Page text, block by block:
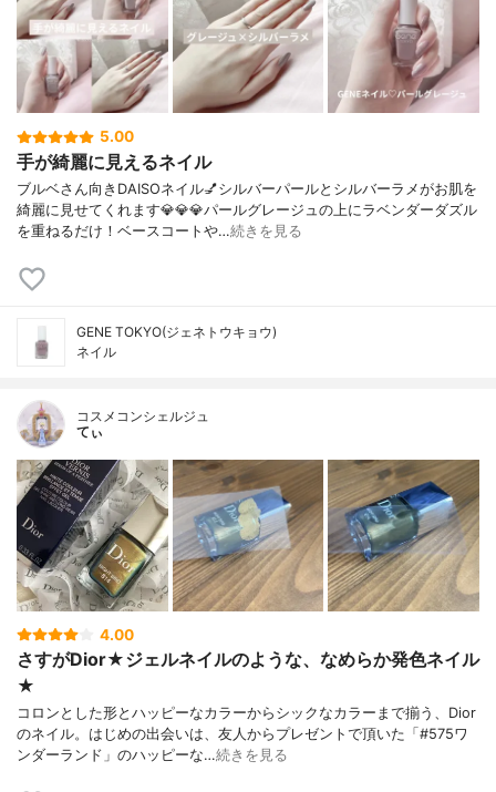
5.00
手が綺麗に見えるネイル
ブルベさん向きDAISOネイル💅シルバーパールとシルバーラメがお肌を
綺麗に見せてくれます💎💎💎パールグレージュの上にラベンダーダズル
を重ねるだけ！ベースコートや…続きを見る
GENE TOKYO(ジェネトウキョウ)
ネイル
コスメコンシェルジュ
てぃ
4.00
さすがDior★ジェルネイルのような、なめらか発色ネイル
★
コロンとした形とハッピーなカラーからシックなカラーまで揃う、Dior
のネイル。はじめの出会いは、友人からプレゼントで頂いた「#575ワ
ンダーランド」のハッピーな…続きを見る